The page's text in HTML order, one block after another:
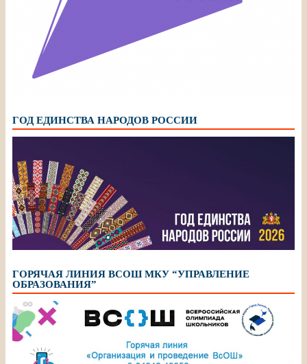
ГОД ЕДИНСТВА НАРОДОВ РОССИИ
ГОРЯЧАЯ ЛИНИЯ ВСОШ МКУ “УПРАВЛЕНИЕ
ОБРАЗОВАНИЯ”